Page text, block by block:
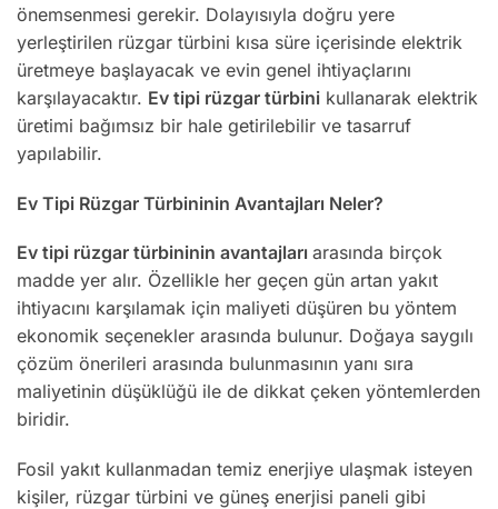
önemsenmesi gerekir. Dolayısıyla doğru yere
yerleştirilen rüzgar türbini kısa süre içerisinde elektrik
üretmeye başlayacak ve evin genel ihtiyaçlarını
karşılayacaktır. Ev tipi rüzgar türbini kullanarak elektrik
üretimi bağımsız bir hale getirilebilir ve tasarruf
yapılabilir.
Ev Tipi Rüzgar Türbininin Avantajları Neler?
Ev tipi rüzgar türbininin avantajları arasında birçok
madde yer alır. Özellikle her geçen gün artan yakıt
ihtiyacını karşılamak için maliyeti düşüren bu yöntem
ekonomik seçenekler arasında bulunur. Doğaya saygılı
çözüm önerileri arasında bulunmasının yanı sıra
maliyetinin düşüklüğü ile de dikkat çeken yöntemlerden
biridir.
Fosil yakıt kullanmadan temiz enerjiye ulaşmak isteyen
kişiler, rüzgar türbini ve güneş enerjisi paneli gibi